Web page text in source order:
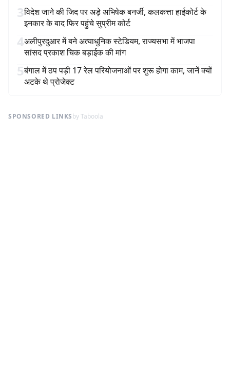
3विदेश जाने की जिद पर अड़े अभिषेक बनर्जी, कलकत्ता हाईकोर्ट के
इनकार के बाद फिर पहुंचे सुप्रीम कोर्ट
4अलीपुरदुआर में बने अत्याधुनिक स्टेडियम, राज्यसभा में भाजपा
सांसद प्रकाश चिक बड़ाईक की मांग
5बंगाल में ठप पड़ी 17 रेल परियोजनाओं पर शुरू होगा काम, जानें क्यों
अटके थे प्रोजेक्ट
SPONSORED LINKSby Taboola